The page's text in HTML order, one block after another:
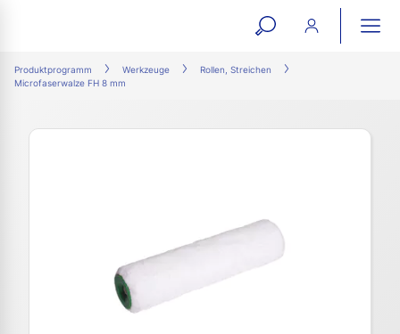
open
search
Produktprogramm Werkzeuge
Rollen, Streichen
Microfaserwalze FH 8 mm